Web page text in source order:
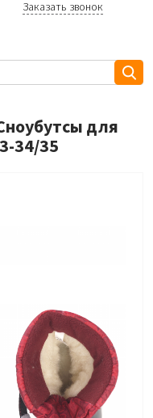
Заказать звонок
для
34/35